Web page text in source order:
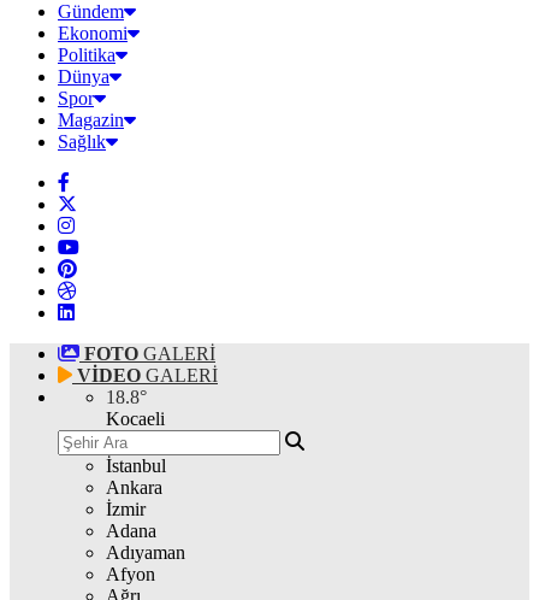
Gündem
Ekonomi
Politika
Dünya
Spor
Magazin
Sağlık
FOTO GALERİ
VİDEO GALERİ
18.8°
Kocaeli
İstanbul
Ankara
İzmir
Adana
Adıyaman
Afyon
Ağrı